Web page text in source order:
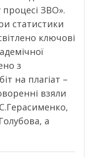
процесі ЗВО».
статистики
ключові
з
на плагіат –
взяли
а